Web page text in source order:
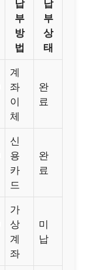
납
부
방
법
납
부
상
태
계
좌
이
체
완
료
신
용
카
드
완
료
가
상
계
좌
미
납